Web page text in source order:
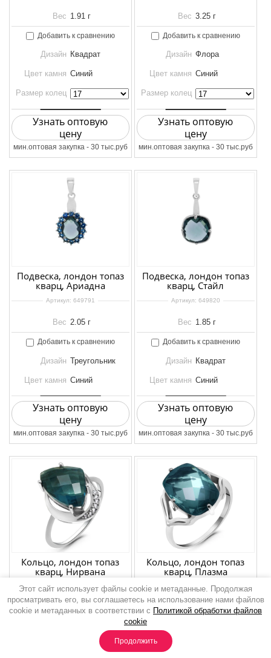
Этот сайт использует файлы cookie и метаданные. Продолжая
просматривать его, вы соглашаетесь на использование нами файлов
cookie и метаданных в соответствии с Политикой обработки файлов
cookie
Продолжить
Вес 1.91 г
Добавить к сравнению
Дизайн Квадрат
Цвет камня Синий
Размер колец
Узнать оптовую
цену
мин.оптовая закупка - 30 тыс.руб
Вес 3.25 г
Добавить к сравнению
Дизайн Флора
Цвет камня Синий
Размер колец
Узнать оптовую
цену
мин.оптовая закупка - 30 тыс.руб
Подвеска, лондон топаз
кварц, Ариадна
Артикул: 649791
Вес 2.05 г
Добавить к сравнению
Дизайн Треугольник
Цвет камня Синий
Узнать оптовую
цену
мин.оптовая закупка - 30 тыс.руб
Подвеска, лондон топаз
кварц, Стайл
Артикул: 649820
Вес 1.85 г
Добавить к сравнению
Дизайн Квадрат
Цвет камня Синий
Узнать оптовую
цену
мин.оптовая закупка - 30 тыс.руб
Кольцо, лондон топаз
кварц, Нирвана
Артикул:649702
Вес 2.78 г
Кольцо, лондон топаз
кварц, Плазма
Артикул:649618
Вес 3.42 г
Дизайн